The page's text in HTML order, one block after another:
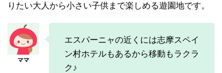
りたい大人から小さい子供まで楽しめる遊園地です。
エスパーニャの近くには志摩スペイ
ン村ホテルもあるから移動もラクラ
ク♪